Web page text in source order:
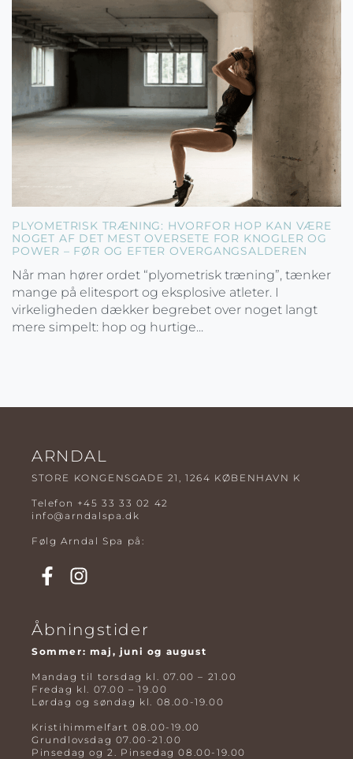
PLYOMETRISK TRÆNING: HVORFOR HOP KAN VÆRE
NOGET AF DET MEST OVERSETE FOR KNOGLER OG
POWER – FØR OG EFTER OVERGANGSALDEREN
Når man hører ordet “plyometrisk træning”, tænker
mange på elitesport og eksplosive atleter. I
virkeligheden dækker begrebet over noget langt
mere simpelt: hop og hurtige...
ARNDAL
STORE KONGENSGADE 21, 1264 KØBENHAVN K
Telefon +45 33 33 02 42
info@arndalspa.dk
Følg Arndal Spa på:
Åbningstider
Sommer: maj, juni og august
Mandag til torsdag kl. 07.00 – 21.00
Fredag kl. 07.00 – 19.00
Lørdag og søndag kl. 08.00-19.00
Kristihimmelfart 08.00-19.00
Grundlovsdag 07.00-21.00
Pinsedag og 2. Pinsedag 08.00-19.00